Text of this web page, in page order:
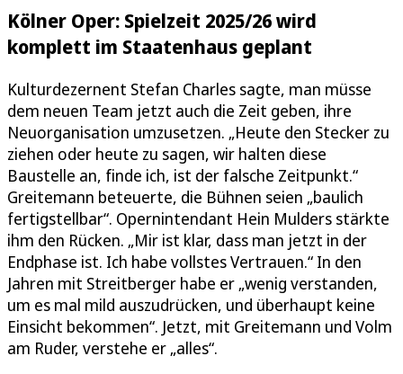
Kölner Oper: Spielzeit 2025/26 wird
komplett im Staatenhaus geplant
Kulturdezernent Stefan Charles sagte, man müsse
dem neuen Team jetzt auch die Zeit geben, ihre
Neuorganisation umzusetzen. „Heute den Stecker zu
ziehen oder heute zu sagen, wir halten diese
Baustelle an, finde ich, ist der falsche Zeitpunkt.“
Greitemann beteuerte, die Bühnen seien „baulich
fertigstellbar“. Opernintendant Hein Mulders stärkte
ihm den Rücken. „Mir ist klar, dass man jetzt in der
Endphase ist. Ich habe vollstes Vertrauen.“ In den
Jahren mit Streitberger habe er „wenig verstanden,
um es mal mild auszudrücken, und überhaupt keine
Einsicht bekommen“. Jetzt, mit Greitemann und Volm
am Ruder, verstehe er „alles“.